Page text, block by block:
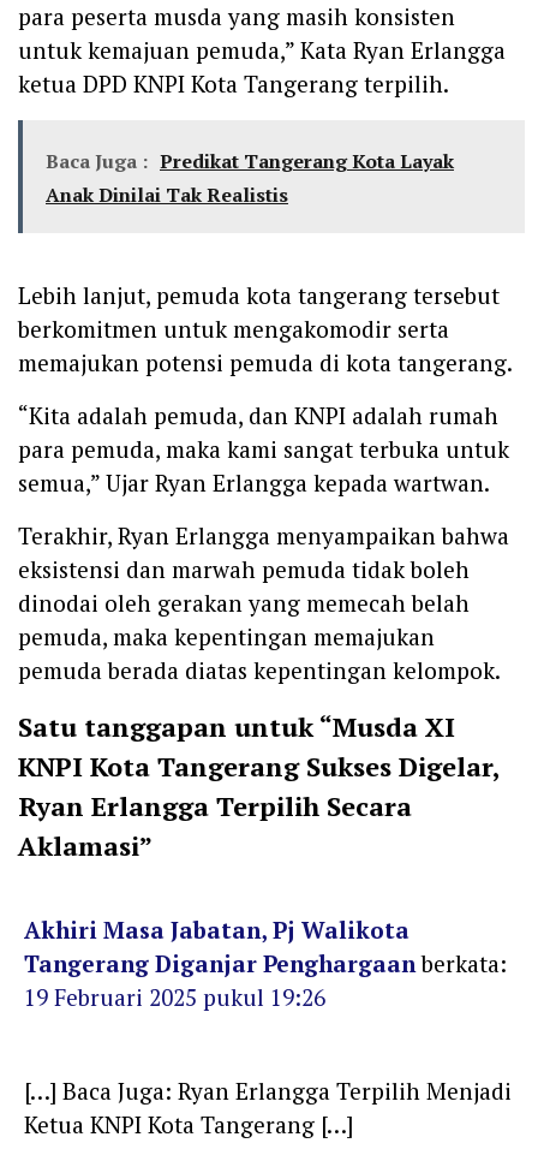
para peserta musda yang masih konsisten
untuk kemajuan pemuda,” Kata Ryan Erlangga
ketua DPD KNPI Kota Tangerang terpilih.
Baca Juga : Predikat Tangerang Kota Layak
Anak Dinilai Tak Realistis
Lebih lanjut, pemuda kota tangerang tersebut
berkomitmen untuk mengakomodir serta
memajukan potensi pemuda di kota tangerang.
“Kita adalah pemuda, dan KNPI adalah rumah
para pemuda, maka kami sangat terbuka untuk
semua,” Ujar Ryan Erlangga kepada wartwan.
Terakhir, Ryan Erlangga menyampaikan bahwa
eksistensi dan marwah pemuda tidak boleh
dinodai oleh gerakan yang memecah belah
pemuda, maka kepentingan memajukan
pemuda berada diatas kepentingan kelompok.
Satu tanggapan untuk “Musda XI
KNPI Kota Tangerang Sukses Digelar,
Ryan Erlangga Terpilih Secara
Aklamasi”
Akhiri Masa Jabatan, Pj Walikota
Tangerang Diganjar Penghargaan berkata:
19 Februari 2025 pukul 19:26
[…] Baca Juga: Ryan Erlangga Terpilih Menjadi
Ketua KNPI Kota Tangerang […]